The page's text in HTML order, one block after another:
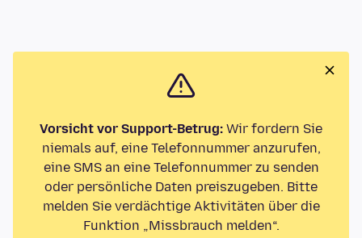
Vorsicht vor Support-Betrug: Wir fordern Sie
niemals auf, eine Telefonnummer anzurufen,
eine SMS an eine Telefonnummer zu senden
oder persönliche Daten preiszugeben. Bitte
melden Sie verdächtige Aktivitäten über die
Funktion „Missbrauch melden“.